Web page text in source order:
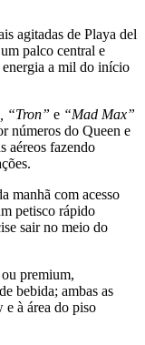
agitadas de Playa del
palco central e
a mil do início
“Tron” e “Mad Max”
números do Queen e
aéreos fazendo
manhã com acesso
petisco rápido
sair no meio do
premium,
bebida; ambas as
e à área do piso